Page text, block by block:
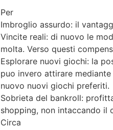
Per
Imbroglio assurdo: il
Vincite reali: di nuovo le
molta. Verso questi
Esplorare nuovi giochi: la
puo invero attirare
nuovo nuovi giochi preferiti.
Sobrieta del bankroll:
shopping, non intaccando
Circa